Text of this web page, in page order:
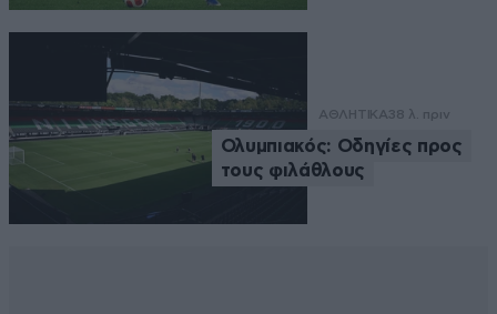
ΑΘΛΗΤΙΚΑ38 λ. πριν
Ολυμπιακός: Οδηγίες προς
τους φιλάθλους